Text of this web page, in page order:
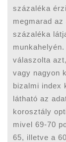
százaléka
megmarad
százaléka
válaszolta
vagy nagyon
bizalmi index
látható az
korosztály
mivel 69-70
65, illetve a